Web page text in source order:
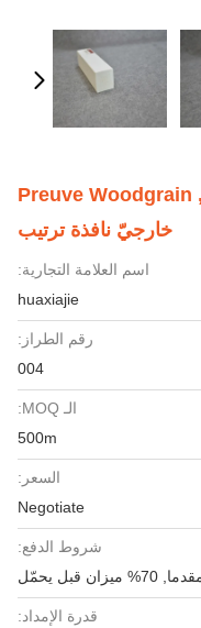
عزلت Mould Pvc ترتيب لوح, Preuve Woodgrain
خارجيّ نافذة ترتيب
اسم العلامة التجارية:
huaxiajie
رقم الطراز:
004
الـ MOQ:
500m
السعر:
Negotiate
شروط الدفع:
قدرة الإمداد: